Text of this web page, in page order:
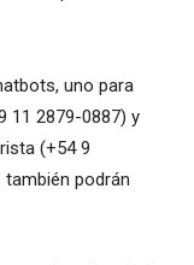
uno para
11 2879-0887) y
(+54 9
podrán